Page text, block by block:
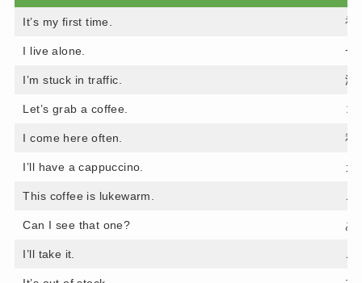
It’s my first time. 初
I live alone. 一
I’m stuck in traffic. 渋
Let’s grab a coffee. コ
I come here often. 私
I’ll have a cappuccino. カ
This coffee is lukewarm. こ
Can I see that one? あ
I’ll take it. こ